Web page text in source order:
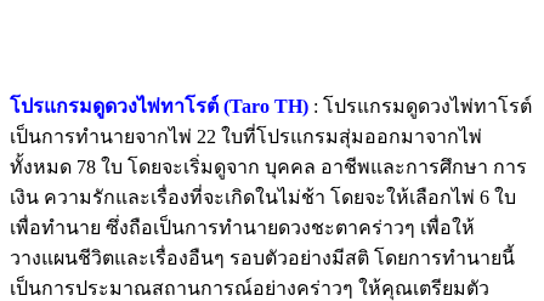
โปรแกรมดูดวงไพ่ทาโรต์ (Taro TH) : โปรแกรมดูดวงไพ่ทาโรต์
เป็นการทำนายจากไพ่ 22 ใบที่โปรแกรมสุ่มออกมาจากไพ่
ทั้งหมด 78 ใบ โดยจะเริ่มดูจาก บุคคล อาชีพและการศึกษา การ
เงิน ความรักและเรื่องที่จะเกิดในไม่ช้า โดยจะให้เลือกไพ่ 6 ใบ
เพื่อทำนาย ซึ่งถือเป็นการทำนายดวงชะตาคร่าวๆ เพื่อให้
วางแผนชีวิตและเรื่องอืนๆ รอบตัวอย่างมีสติ โดยการทำนายนี้
เป็นการประมาณสถานการณ์อย่างคร่าวๆ ให้คุณเตรียมตัว